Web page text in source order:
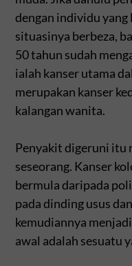
dengan individu
situasinya berbeza,
50 tahun sudah
ialah kanser utama
merupakan kanser
kalangan wanita.
Penyakit digeruni itu
seseorang. Kanser
bermula daripada
pada dinding usus
kemudiannya
awal adalah sesuatu